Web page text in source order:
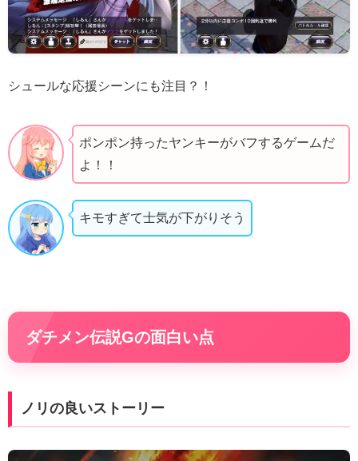
シュールな応援シーンにも注目？！
ポンポン持ったヤンキーがバフするゲームだ
よ！！
キモすぎて士気が下がりそう
ダチメン伝説Gの面白い点
ノリの良いストーリー